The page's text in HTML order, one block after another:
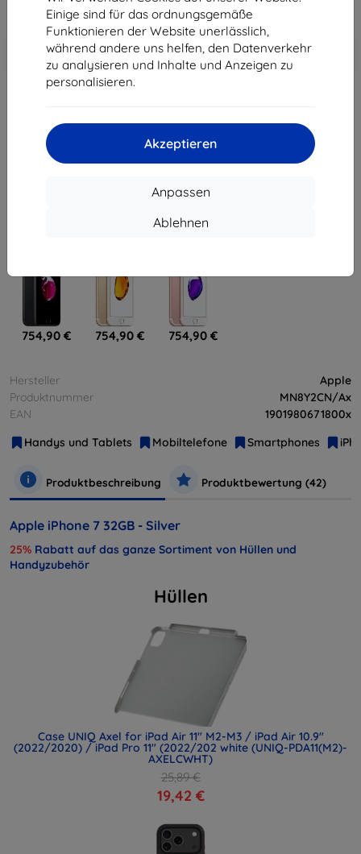
Einige sind für das ordnungsgemäße
Funktionieren der Website unerlässlich,
während andere uns helfen, den Datenverkehr
zu analysieren und Inhalte und Anzeigen zu
personalisieren.
Akzeptieren
Anpassen
Ablehnen
ohne MWSt 570,93 €
-10%
Rabatt mit Gutschein
EXTRA10
In den
Warenkorb
ausverkauft
Weitere Varianten dieses Produkts
754,90 € 754,90 € 754,90 €
Hersteller
Apple
Produktnummer
MN8Y2CN/Ax
EAN
1901980671800x
Handys und Tablets
Mobiltelefone Smartphones
Produktbeschreibung Produktbewertung (42)
Apple iPhone 7 32GB - Silver
25% Rabatt auf das ganze Sortiment von Hüllen und
Handyzubehör
Hüllen
Case UNIQ Axel for iPad Air 11" M2-M3 / iPad Air 10.9"
(2022/2020) / iPad Pro 11" (2022/202 white (UNIQ-PDA11(M2)-
AXELCWHT)
25,89 €
19,42 €